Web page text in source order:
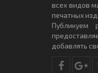
всех видов
печатных
Публикуем
добавлять